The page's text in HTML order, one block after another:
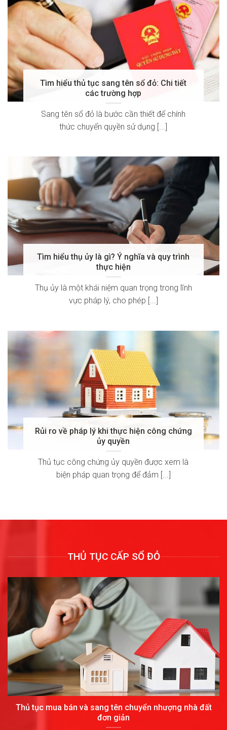
Tìm hiểu thủ tục sang tên sổ đỏ: Chi tiết
các trường hợp
Sang tên sổ đỏ là bước cần thiết để chính
thức chuyển quyền sử dụng [...]
Tìm hiểu thụ ủy là gì? Ý nghĩa và quy trình
thực hiện
Thụ ủy là một khái niệm quan trọng trong lĩnh
vực pháp lý, cho phép [...]
Rủi ro về pháp lý khi thực hiện công chứng
ủy quyền
Thủ tục công chứng ủy quyền được xem là
biện pháp quan trọng để đảm [...]
THỦ TỤC CẤP SỔ ĐỎ
Thủ tục mua bán và sang tên chuyển nhượng nhà đất
đơn giản